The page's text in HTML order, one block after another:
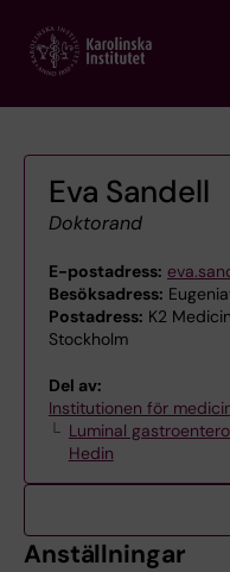
main
Eva Sandell
Doktorand
E-postadress:
Besöksadress:
Postadress: K2
Stockholm
Del av:
Institutionen för
Luminal
Hedin
Anställningar